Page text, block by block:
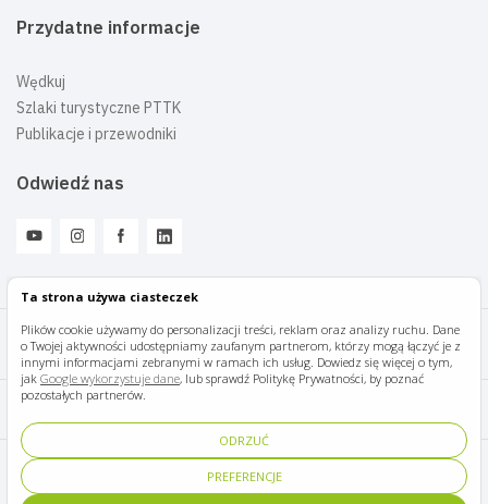
Ta strona używa ciasteczek
Plików cookie używamy do personalizacji treści, reklam oraz analizy ruchu. Dane
o Twojej aktywności udostępniamy zaufanym partnerom, którzy mogą łączyć je z
innymi informacjami zebranymi w ramach ich usług. Dowiedz się więcej o tym,
jak Google wykorzystuje dane, lub sprawdź Politykę Prywatności, by poznać
pozostałych partnerów.
ODRZUĆ
PREFERENCJE
Przydatne informacje
Wędkuj
Szlaki turystyczne PTTK
Publikacje i przewodniki
Odwiedź nas
Mazury Travel © 2026
Polityka prywatności